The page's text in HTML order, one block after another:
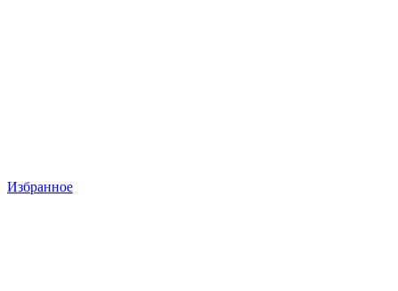
Избранное